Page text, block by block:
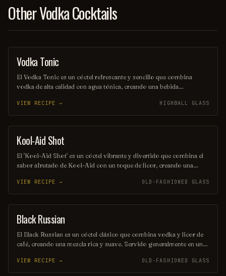
Other Vodka Cocktails
COCKTAIL
Vodka Tonic
El Vodka Tonic es un cóctel refrescante y sencillo que combina
vodka de alta calidad con agua tónica, creando una bebida
adornado con una rodaja de limón o lima, lo que realza su sabor y
aroma. Ideal para cualquier ocasión, es una opción popular entre los
amantes de los cócteles.
VIEW RECIPE → HIGHBALL GLASS
SHOT
Kool-Aid Shot
El 'Kool-Aid Shot' es un cóctel vibrante y divertido que combina el
sabor afrutado de Kool-Aid con un toque de licor, creando una
reuniones, este trago es fácil de preparar y seguro que alegrará el
ambiente. ¡Disfrútalo frío y comparte la diversión!
VIEW RECIPE → OLD-FASHIONED GLASS
ORDINARY DRINK
Black Russian
El Black Russian es un cóctel clásico que combina vodka y licor de
café, creando una mezcla rica y suave. Servido generalmente en un
convierte en una opción popular para los amantes de las bebidas con
carácter. Perfecto para disfrutar en una noche de relajación o como
VIEW RECIPE → OLD-FASHIONED GLASS